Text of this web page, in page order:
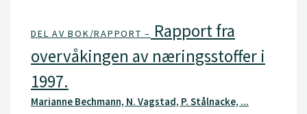
DEL AV BOK/RAPPORT – Rapport fra
overvåkingen av næringsstoffer i
1997.
Marianne Bechmann, N. Vagstad, P. Stålnacke, ...